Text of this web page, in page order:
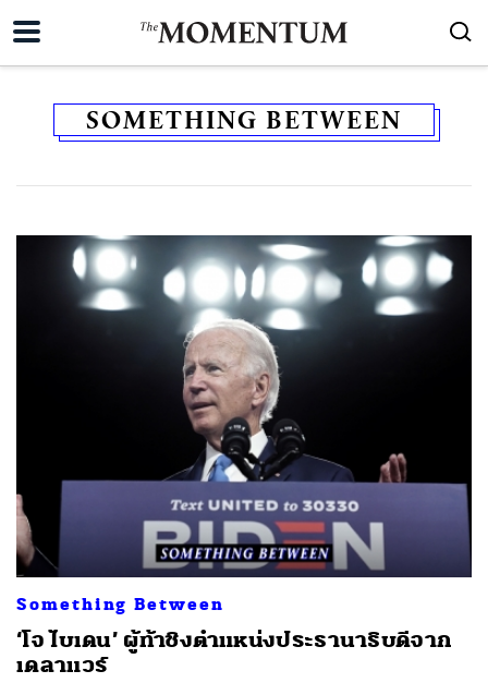
SOMETHING BETWEEN
Something Between
‘โจ ไบเดน’ ผู้ท้าชิงตำแหน่งประธานาธิบดีจาก
เดลาแวร์